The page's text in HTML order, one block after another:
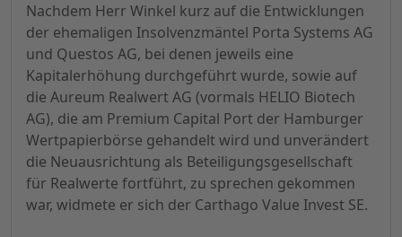
Nachdem Herr Winkel kurz auf die Entwicklungen
der ehemaligen Insolvenzmäntel Porta Systems AG
und Questos AG, bei denen jeweils eine
Kapitalerhöhung durchgeführt wurde, sowie auf
die Aureum Realwert AG (vormals HELIO Biotech
AG), die am Premium Capital Port der Hamburger
Wertpapierbörse gehandelt wird und unverändert
die Neuausrichtung als Beteiligungsgesellschaft
für Realwerte fortführt, zu sprechen gekommen
war, widmete er sich der Carthago Value Invest SE.